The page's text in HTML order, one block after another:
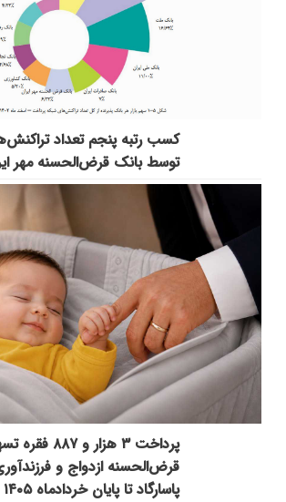
کسب رتبه پنجم تعداد
توسط بانک قرض‌الحسنه مهر
پرداخت ۳ هزار و
قرض‌الحسنه ازدواج و
پاسارگاد تا پایان خردادماه ۱۴۰۵